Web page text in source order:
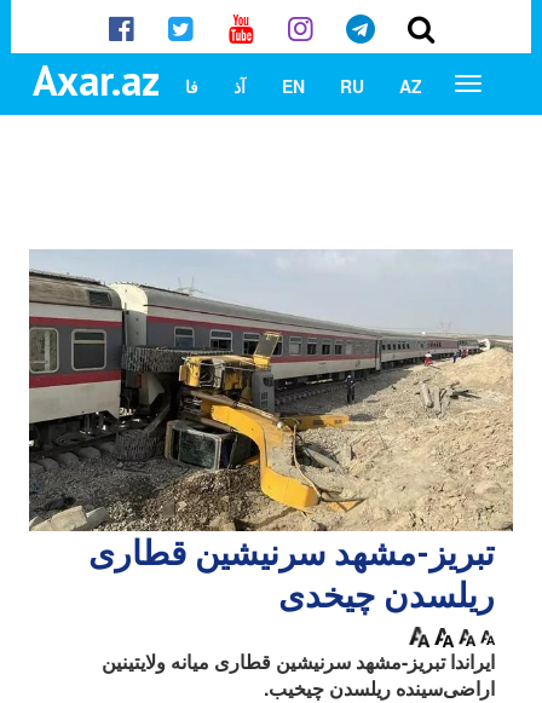
Axar.az AZ
RU
EN آذ فا
تبریز-مشهد سرنیشین قطاری
ریلسدن چیخدی
ایراندا تبریز-مشهد سرنیشین قطاری میانه ولایتینین
اراضی‌سینده ریلسدن چیخیب.